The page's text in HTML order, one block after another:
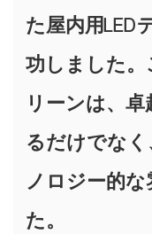
た屋内用LED
功しました。
リーンは、
るだけでな
ノロジー的な
た。